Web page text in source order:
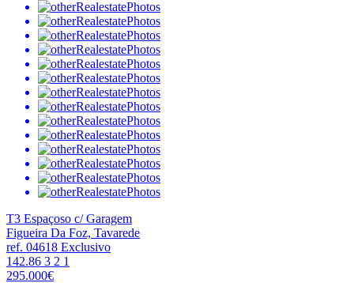
T3 Espaçoso c/ Garagem
Figueira Da Foz, Tavarede
ref. 04618 Exclusivo
142.86 3 2 1
295.000€